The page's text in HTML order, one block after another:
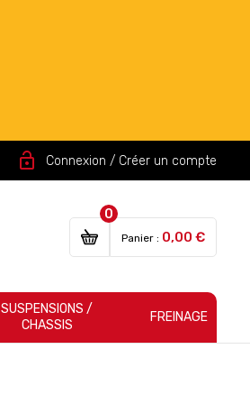
lock_open Connexion / Créer un compte
0
Panier : 0,00 €
SUSPENSIONS /
CHASSIS
FREINAGE